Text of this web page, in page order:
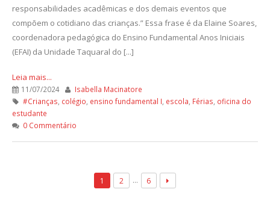
responsabilidades acadêmicas e dos demais eventos que
compõem o cotidiano das crianças.” Essa frase é da Elaine Soares,
coordenadora pedagógica do Ensino Fundamental Anos Iniciais
(EFAI) da Unidade Taquaral do [...]
Leia mais...
11/07/2024
Isabella Macinatore
#Crianças colégio ensino fundamental I escola Férias oficina do
estudante
0 Commentário
1 2 … 6